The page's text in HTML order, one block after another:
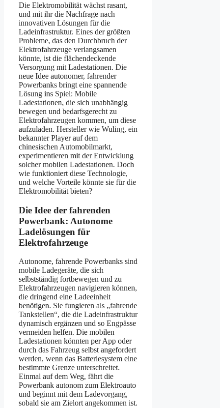
Die Elektromobilität wächst rasant,
und mit ihr die Nachfrage nach
innovativen Lösungen für die
Ladeinfrastruktur. Eines der größten
Probleme, das den Durchbruch der
Elektrofahrzeuge verlangsamen
könnte, ist die flächendeckende
Versorgung mit Ladestationen. Die
neue Idee autonomer, fahrender
Powerbanks bringt eine spannende
Lösung ins Spiel: Mobile
Ladestationen, die sich unabhängig
bewegen und bedarfsgerecht zu
Elektrofahrzeugen kommen, um diese
aufzuladen. Hersteller wie Wuling, ein
bekannter Player auf dem
chinesischen Automobilmarkt,
experimentieren mit der Entwicklung
solcher mobilen Ladestationen. Doch
wie funktioniert diese Technologie,
und welche Vorteile könnte sie für die
Elektromobilität bieten?
Die Idee der fahrenden
Powerbank: Autonome
Ladelösungen für
Elektrofahrzeuge
Autonome, fahrende Powerbanks sind
mobile Ladegeräte, die sich
selbstständig fortbewegen und zu
Elektrofahrzeugen navigieren können,
die dringend eine Ladeeinheit
benötigen. Sie fungieren als „fahrende
Tankstellen“, die die Ladeinfrastruktur
dynamisch ergänzen und so Engpässe
vermeiden helfen. Die mobilen
Ladestationen könnten per App oder
durch das Fahrzeug selbst angefordert
werden, wenn das Batteriesystem eine
bestimmte Grenze unterschreitet.
Einmal auf dem Weg, fährt die
Powerbank autonom zum Elektroauto
und beginnt mit dem Ladevorgang,
sobald sie am Zielort angekommen ist.